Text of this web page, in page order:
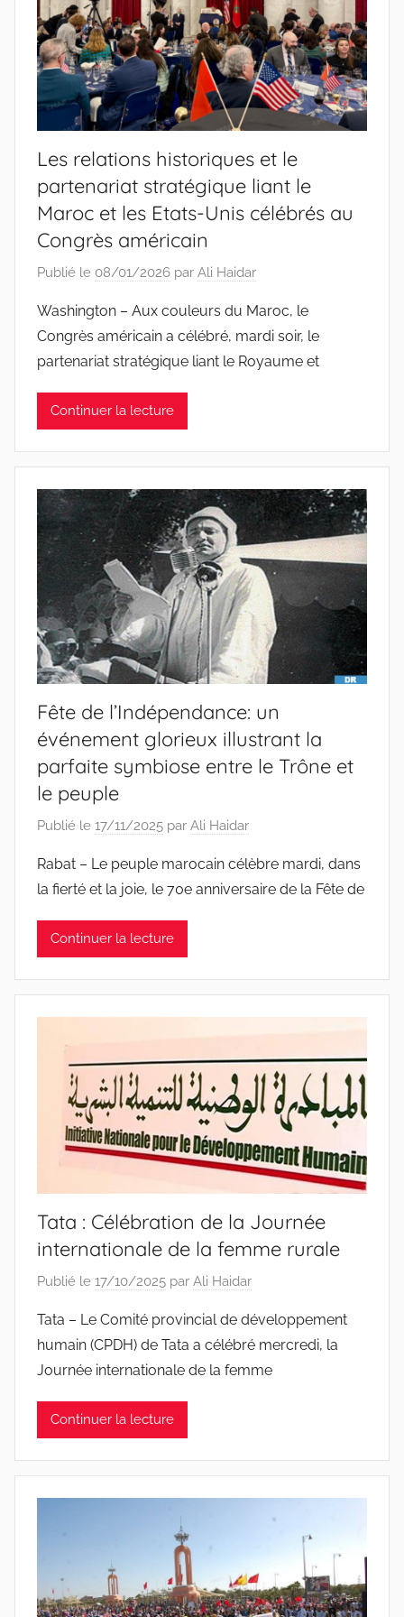
Les relations historiques et le
partenariat stratégique liant le
Maroc et les Etats-Unis célébrés au
Congrès américain
Publié le 08/01/2026 par Ali Haidar
Washington – Aux couleurs du Maroc, le
Congrès américain a célébré, mardi soir, le
partenariat stratégique liant le Royaume et
Continuer la lecture
Fête de l’Indépendance: un
événement glorieux illustrant la
parfaite symbiose entre le Trône et
le peuple
Publié le 17/11/2025 par Ali Haidar
Rabat – Le peuple marocain célèbre mardi, dans
la fierté et la joie, le 70e anniversaire de la Fête de
Continuer la lecture
Tata : Célébration de la Journée
internationale de la femme rurale
Publié le 17/10/2025 par Ali Haidar
Tata – Le Comité provincial de développement
humain (CPDH) de Tata a célébré mercredi, la
Journée internationale de la femme
Continuer la lecture